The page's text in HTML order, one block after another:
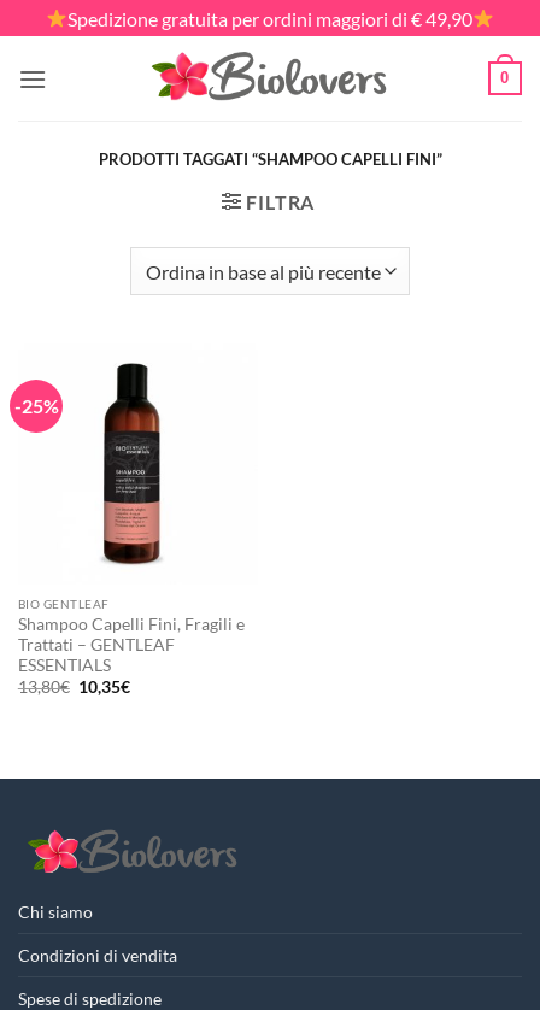
ai
contenuti
Spedizione gratuita per ordini maggiori di € 49,90
0
PRODOTTI TAGGATI “SHAMPOO CAPELLI FINI”
FILTRA
-25%
BIO GENTLEAF
Shampoo Capelli Fini, Fragili e
Trattati – GENTLEAF
ESSENTIALS
13,80€ Il
prezzo
10,35€Il
Chi siamo
Condizioni di vendita
Spese di spedizione